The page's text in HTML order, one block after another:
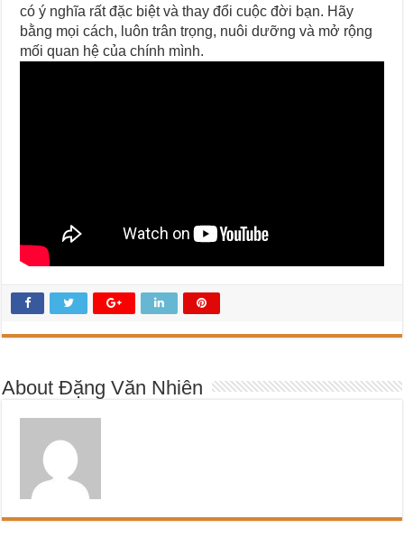
có ý nghĩa rất đặc biệt và thay đổi cuộc đời bạn. Hãy
bằng mọi cách, luôn trân trọng, nuôi dưỡng và mở rộng
mối quan hệ của chính mình.
About Đặng Văn Nhiên